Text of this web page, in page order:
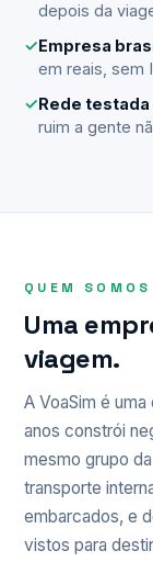
depois da
✓Empresa
em reais, sem
✓Rede
ruim a gente
QUEM SOMOS
Uma
viagem.
A VoaSim é
anos constrói
mesmo grupo da
transporte
embarcados, e
vistos para